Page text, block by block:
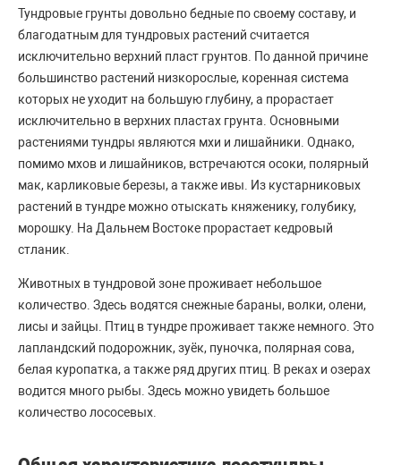
Тундровые грунты довольно бедные по своему составу, и
благодатным для тундровых растений считается
исключительно верхний пласт грунтов. По данной причине
большинство растений низкорослые, коренная система
которых не уходит на большую глубину, а прорастает
исключительно в верхних пластах грунта. Основными
растениями тундры являются мхи и лишайники. Однако,
помимо мхов и лишайников, встречаются осоки, полярный
мак, карликовые березы, а также ивы. Из кустарниковых
растений в тундре можно отыскать княженику, голубику,
морошку. На Дальнем Востоке прорастает кедровый
стланик.
Животных в тундровой зоне проживает небольшое
количество. Здесь водятся снежные бараны, волки, олени,
лисы и зайцы. Птиц в тундре проживает также немного. Это
лапландский подорожник, зуёк, пуночка, полярная сова,
белая куропатка, а также ряд других птиц. В реках и озерах
водится много рыбы. Здесь можно увидеть большое
количество лососевых.